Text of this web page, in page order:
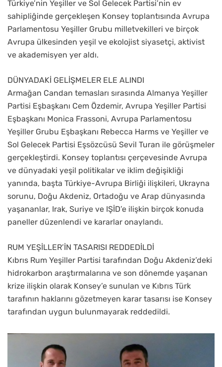
Türkiye’nin Yeşiller ve Sol Gelecek Partisi’nin ev
sahipliğinde gerçekleşen Konsey toplantısında Avrupa
Parlamentosu Yeşiller Grubu milletvekilleri ve birçok
Avrupa ülkesinden yeşil ve ekolojist siyasetçi, aktivist
ve akademisyen yer aldı.
DÜNYADAKİ GELİŞMELER ELE ALINDI
Armağan Candan temasları sırasında Almanya Yeşiller
Partisi Eşbaşkanı Cem Özdemir, Avrupa Yeşiller Partisi
Eşbaşkanı Monica Frassoni, Avrupa Parlamentosu
Yeşiller Grubu Eşbaşkanı Rebecca Harms ve Yeşiller ve
Sol Gelecek Partisi Eşsözcüsü Sevil Turan ile görüşmeler
gerçekleştirdi. Konsey toplantısı çerçevesinde Avrupa
ve dünyadaki yeşil politikalar ve iklim değişikliği
yanında, başta Türkiye-Avrupa Birliği ilişkileri, Ukrayna
sorunu, Doğu Akdeniz, Ortadoğu ve Arap dünyasında
yaşananlar, Irak, Suriye ve IŞİD’e ilişkin birçok konuda
paneller düzenlendi ve kararlar onaylandı.
RUM YEŞİLLER’İN TASARISI REDDEDİLDİ
Kıbrıs Rum Yeşiller Partisi tarafından Doğu Akdeniz’deki
hidrokarbon araştırmalarına ve son dönemde yaşanan
krize ilişkin olarak Konsey’e sunulan ve Kıbrıs Türk
tarafının haklarını gözetmeyen karar tasarısı ise Konsey
tarafından uygun bulunmayarak reddedildi.